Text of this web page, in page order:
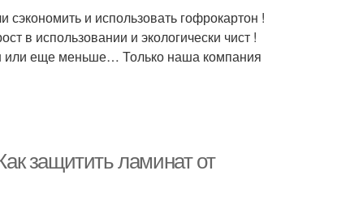
и использовать гофрокартон !
в использовании и экологически чист !
или еще меньше… Только наша компания
защитить ламинат от